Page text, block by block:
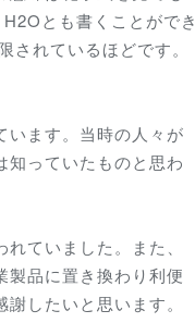
とも書くことができ
れているほどです。
ます。当時の人々が
知っていたものと思わ
ていました。また、
製品に置き換わり利便
したいと思います。